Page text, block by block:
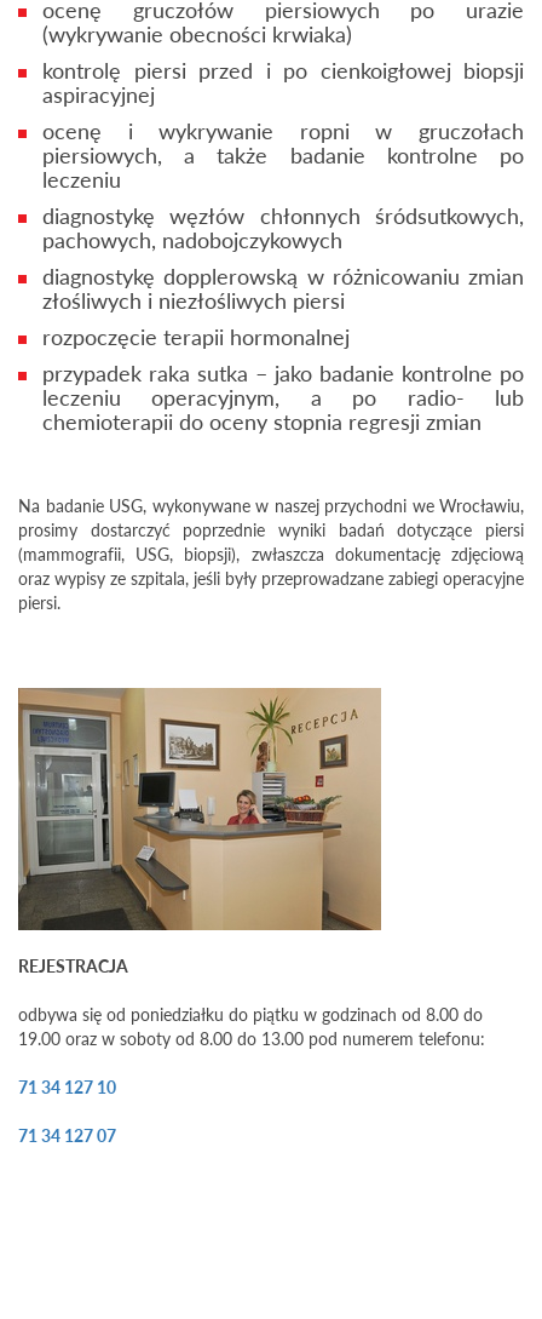
ocenę gruczołów piersiowych po urazie
(wykrywanie obecności krwiaka)
kontrolę piersi przed i po cienkoigłowej biopsji
aspiracyjnej
ocenę i wykrywanie ropni w gruczołach
piersiowych, a także badanie kontrolne po
leczeniu
diagnostykę węzłów chłonnych śródsutkowych,
pachowych, nadobojczykowych
diagnostykę dopplerowską w różnicowaniu zmian
złośliwych i niezłośliwych piersi
rozpoczęcie terapii hormonalnej
przypadek raka sutka – jako badanie kontrolne po
leczeniu operacyjnym, a po radio- lub
chemioterapii do oceny stopnia regresji zmian
Na badanie USG, wykonywane w naszej przychodni we Wrocławiu,
prosimy dostarczyć poprzednie wyniki badań dotyczące piersi
(mammografii, USG, biopsji), zwłaszcza dokumentację zdjęciową
oraz wypisy ze szpitala, jeśli były przeprowadzane zabiegi operacyjne
piersi.
REJESTRACJA
odbywa się od poniedziałku do piątku w godzinach od 8.00 do
19.00 oraz w soboty od 8.00 do 13.00 pod numerem telefonu:
71 34 127 10
71 34 127 07